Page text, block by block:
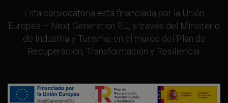
Esta convocatoria está financiada por la Unión
Europea – Next Generation EU, a través del Ministerio
de Industria y Turismo, en el marco del Plan de
Recuperación, Transformación y Resiliencia.